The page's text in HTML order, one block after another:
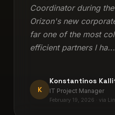
Coordinator during
Orizon's new
far one of the most
efficient partners I
K
Konstantinos
IT Project Manager
February 19, 2026 · via